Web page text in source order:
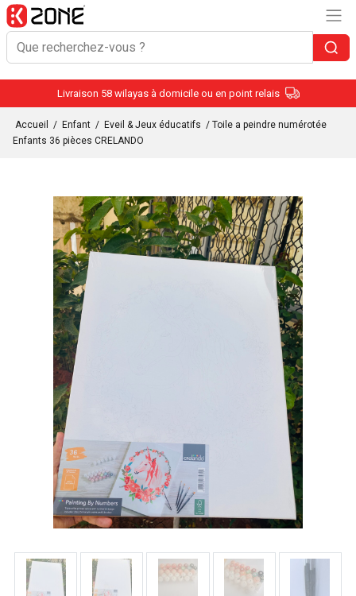
Livraison 58 wilayas à domicile ou en point relais
Accueil / Enfant / Eveil & Jeux éducatifs / Toile a peindre numérotée
Enfants 36 pièces CRELANDO